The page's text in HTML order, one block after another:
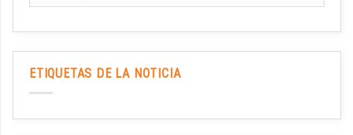
ETIQUETAS DE LA NOTICIA